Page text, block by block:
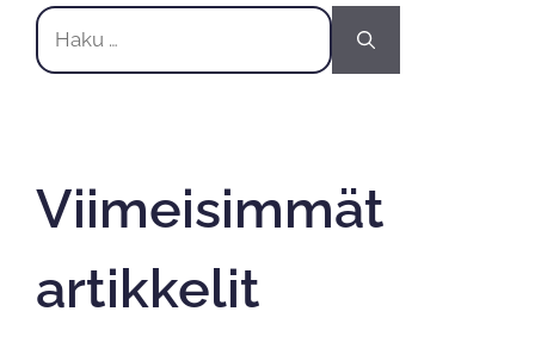
Viimeisimmät
artikkelit